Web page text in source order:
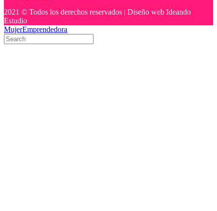
2021 © Todos los derechos reservados | Diseño web Ideando
Estudio
MujerEmprendedora